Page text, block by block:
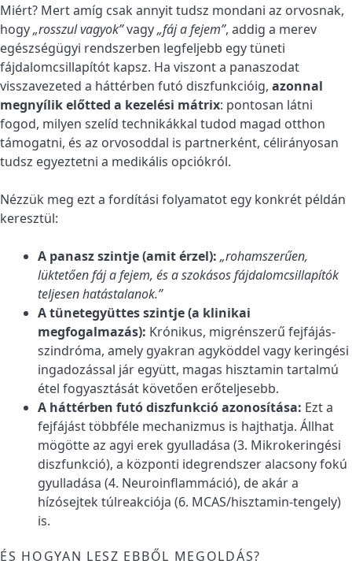
Miért? Mert amíg csak annyit tudsz mondani az orvosnak,
hogy„rosszul vagyok”vagy„fáj a fejem”, addig a merev
egészségügyi rendszerben legfeljebb egy tüneti
fájdalomcsillapítót kapsz. Ha viszont a panaszodat
visszavezeted a háttérben futó diszfunkcióig, azonnal
megnyílik előtted a kezelési mátrix: pontosan látni
fogod, milyen szelíd technikákkal tudod magad otthon
támogatni, és az orvosoddal is partnerként, célirányosan
tudsz egyeztetni a medikális opciókról.
Nézzük meg ezt a fordítási folyamatot egy konkrét példán
keresztül:
A panasz szintje (amit érzel): „rohamszerűen,
lüktetően fáj a fejem, és a szokásos fájdalomcsillapítók
teljesen hatástalanok.”
A tünetegyüttes szintje (a klinikai
megfogalmazás): Krónikus, migrénszerű fejfájás-
szindróma, amely gyakran agyköddel vagy keringési
ingadozással jár együtt, magas hisztamin tartalmú
étel fogyasztását követően erőteljesebb.
A háttérben futó diszfunkció azonosítása: Ezt a
fejfájást többféle mechanizmus is hajthatja. Állhat
mögötte az agyi erek gyulladása (3. Mikrokeringési
diszfunkció), a központi idegrendszer alacsony fokú
gyulladása (4. Neuroinflammáció), de akár a
hízósejtek túlreakciója (6. MCAS/hisztamin-tengely)
is.
ÉS HOGYAN LESZ EBBŐL MEGOLDÁS?